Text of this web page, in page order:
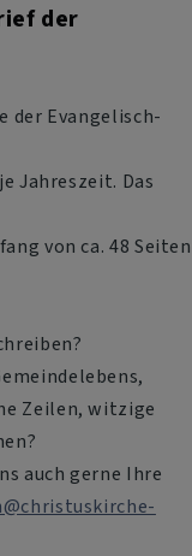
der
der Evangelisch-
Jahreszeit. Das
von ca. 48 Seiten
Zeilen, witzige
auch gerne Ihre